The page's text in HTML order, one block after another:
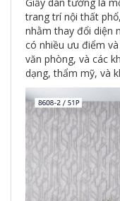
trang trí nội thất
nhằm thay đổi diện
có nhiều ưu điểm
văn phòng, và các
dạng, thẩm mỹ, và